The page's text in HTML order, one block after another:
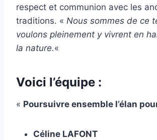
respect et communion avec les
traditions. « Nous sommes de ce
voulons pleinement y vivrent en
la nature.«
Voici l’équipe :
« Poursuivre ensemble l’élan
Céline LAFONT